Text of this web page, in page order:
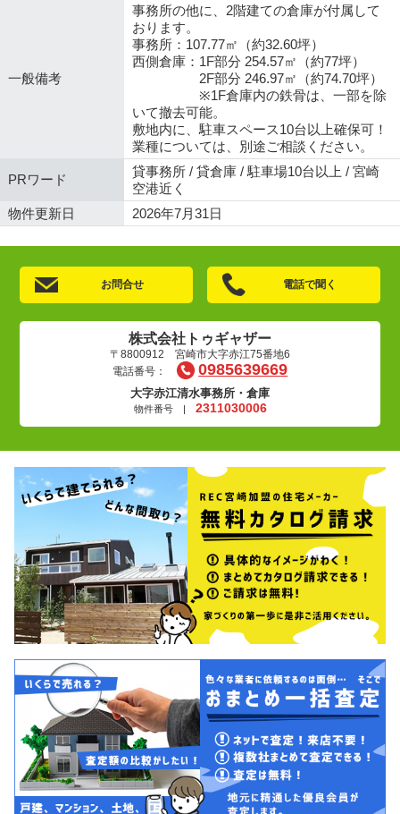
一般備考
事務所の他に、2階建ての倉庫が付属して
おります。
事務所：107.77㎡（約32.60坪）
西側倉庫：1F部分 254.57㎡（約77坪）
2F部分 246.97㎡（約74.70坪）
※1F倉庫内の鉄骨は、一部を除
いて撤去可能。
敷地内に、駐車スペース10台以上確保可！
業種については、別途ご相談ください。
PRワード
貸事務所 / 貸倉庫 / 駐車場10台以上 / 宮崎
空港近く
物件更新日
2026年7月31日
お問合せ 電話で聞く
株式会社トゥギャザー
〒8800912 宮崎市大字赤江75番地6
電話番号：
0985639669
大字赤江清水事務所・倉庫
物件番号 | 2311030006